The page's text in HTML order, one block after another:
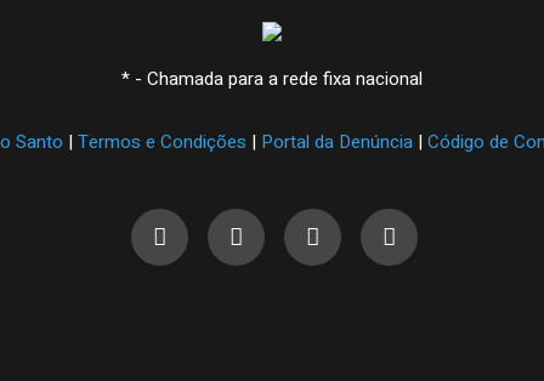
* - Chamada para a rede fixa nacional
Santo | Termos e Condições | Portal da Denúncia | Código de